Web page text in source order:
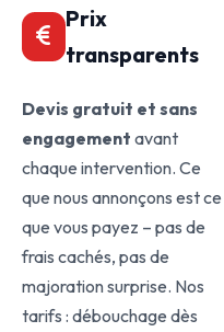
Prix
transparents
Devis gratuit et sans
engagement avant
chaque intervention. Ce
que nous annonçons est ce
que vous payez – pas de
frais cachés, pas de
majoration surprise. Nos
tarifs : débouchage dès